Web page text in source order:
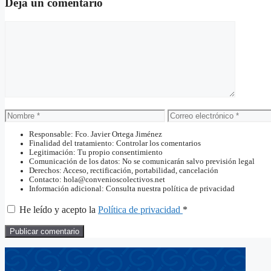
Deja un comentario
Nombre
Correo
electrónico
Responsable: Fco. Javier Ortega Jiménez
Finalidad del tratamiento: Controlar los comentarios
Legitimación: Tu propio consentimiento
Comunicación de los datos: No se comunicarán salvo previsión legal
Derechos: Acceso, rectificación, portabilidad, cancelación
Contacto: hola@convenioscolectivos.net
Información adicional: Consulta nuestra política de privacidad
He leído y acepto la Política de privacidad *